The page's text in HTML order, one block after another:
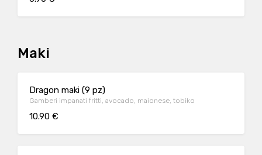
Maki
Dragon maki (9 pz)
Gamberi impanati fritti, avocado, maionese, tobiko
10.90 €